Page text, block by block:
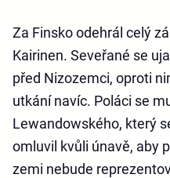
Za Finsko odehrál celý
Kairinen. Seveřané se
před Nizozemci, oproti
utkání navíc. Poláci se
Lewandowského, který
omluvil kvůli únavě, aby
zemi nebude